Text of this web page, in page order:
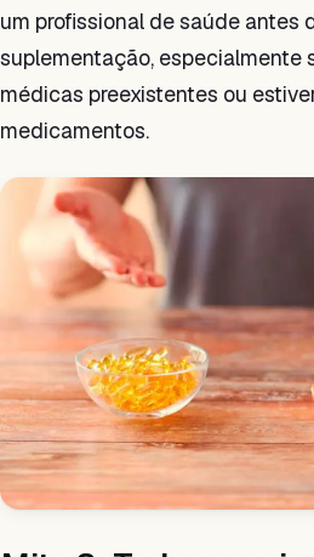
um profissional de saúde antes
suplementação, especialmente
médicas preexistentes ou
medicamentos.